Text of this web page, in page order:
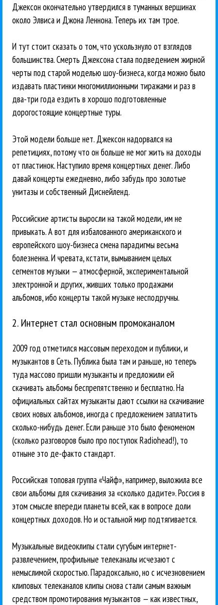
Джексон окончательно утвердился в туманных вершинах
около Элвиса и Джона Леннона. Теперь их там трое.
И тут стоит сказать о том, что ускользнуло от взглядов
большинства. Смерть Джексона стала подведением жирной
черты под старой моделью шоу-бизнеса, когда можно было
издавать пластинки многомиллионными тиражами и раз в
два-три года ездить в хорошо подготовленные
дорогостоящие концертные туры.
Этой модели больше нет. Джексон надорвался на
репетициях, потому что он больше не мог жить на доходы
от пластинок. Наступило время концертных денег. Либо
давай концерты ежедневно, либо забудь про золотые
унитазы и собственный Диснейленд.
Российские артисты выросли на такой модели, им не
привыкать. А вот для избалованного американского и
европейского шоу-бизнеса смена парадигмы весьма
болезненна. И чревата, кстати, вымыванием целых
сегментов музыки — атмосферной, экспериментальной
электронной и других, живших только продажами
альбомов, ибо концерты такой музыке несподручны.
2. Интернет стал основным промоканалом
2009 год отметился массовым переходом и публики, и
музыкантов в Сеть. Публика была там и раньше, но теперь
туда массово пришли музыканты и предложили ей
скачивать альбомы беспрепятственно и бесплатно. На
официальных сайтах музыканты дают ссылки на скачивание
своих новых альбомов, иногда с предложением заплатить
сколько-нибудь денег. Если раньше это было феноменом
(сколько разговоров было про поступок Radiohead!), то
отныне это де-факто стандарт.
Российская топовая группа «Чайф», например, выложила все
свои альбомы для скачивания за «сколько дадите». Россия в
этом смысле впереди планеты всей, как в вопросе доли
концертных доходов. Но и остальной мир подтягивается.
Музыкальные видеоклипы стали сугубым интернет-
развлечением, профильные телеканалы исчезают с
немыслимой скоростью. Парадоксально, но с исчезновением
клиповых телеканалов клипы снова стали самым важным
средством промотирования музыкантов — как известных,